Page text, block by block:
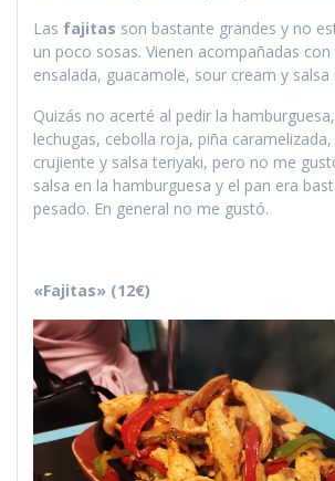
Las fajitas son bastante grandes y no
un poco sosas. Vienen acompañadas
ensalada, guacamole, sour cream y salsa
Quizás no acerté al pedir la
lechugas, cebolla roja, piña
crujiente y salsa teriyaki, pero no me
salsa en la hamburguesa y el pan era
pesado. En general no me gustó.
«Fajitas» (12€)